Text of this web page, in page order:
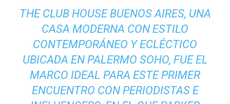
THE CLUB HOUSE BUENOS AIRES, UNA
CASA MODERNA CON ESTILO
CONTEMPORÁNEO Y ECLÉCTICO
UBICADA EN PALERMO SOHO, FUE EL
MARCO IDEAL PARA ESTE PRIMER
ENCUENTRO CON PERIODISTAS E